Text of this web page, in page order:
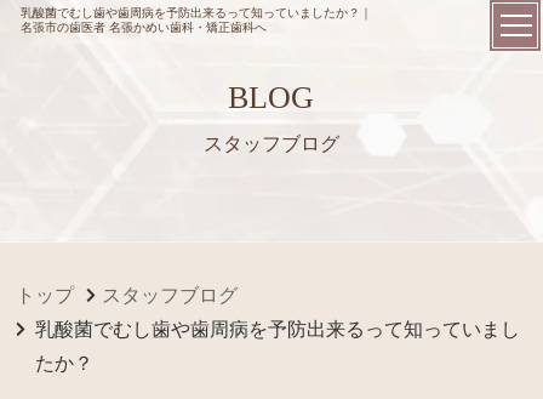
乳酸菌でむし歯や歯周病を予防出来るって知っていましたか？｜
名張市の歯医者 名張かめい歯科・矯正歯科へ
BLOG
スタッフブログ
トップ
スタッフブログ
乳酸菌でむし歯や歯周病を予防出来るって知っていまし
たか？